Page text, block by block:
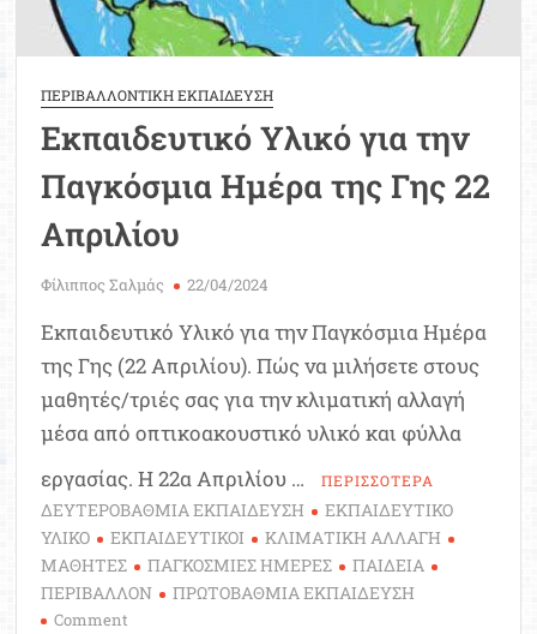
ΠΕΡΙΒΑΛΛΟΝΤΙΚΗ ΕΚΠΑΙΔΕΥΣΗ
Εκπαιδευτικό Υλικό για την
Παγκόσμια Ημέρα της Γης 22
Απριλίου
Φίλιππος Σαλμάς 22/04/2024
Εκπαιδευτικό Υλικό για την Παγκόσμια Ημέρα
της Γης (22 Απριλίου). Πώς να μιλήσετε στους
μαθητές/τριές σας για την κλιματική αλλαγή
μέσα από οπτικοακουστικό υλικό και φύλλα
εργασίας. Η 22α Απριλίου …
ΠΕΡΙΣΣΟΤΕΡΑ
ΔΕΥΤΕΡΟΒΑΘΜΙΑ ΕΚΠΑΙΔΕΥΣΗ
ΕΚΠΑΙΔΕΥΤΙΚΟ
ΥΛΙΚΟ
ΕΚΠΑΙΔΕΥΤΙΚΟΙ
ΚΛΙΜΑΤΙΚΗ ΑΛΛΑΓΗ
ΜΑΘΗΤΕΣ
ΠΑΓΚΟΣΜΙΕΣ ΗΜΕΡΕΣ
ΠΑΙΔΕΙΑ
ΠΕΡΙΒΑΛΛΟΝ
ΠΡΩΤΟΒΑΘΜΙΑ ΕΚΠΑΙΔΕΥΣΗ
Comment